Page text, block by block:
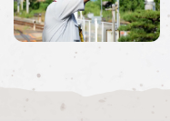
รถไฟ Sagano
วิธีเพลิดเพลินในแต่ล
แนะนำทัวร์